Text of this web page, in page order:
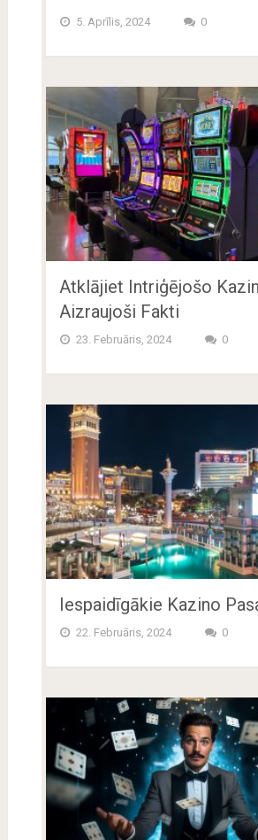
5. Aprīlis, 2024 0
Atklājiet Intriģējošo
Aizraujoši Fakti
23. Februāris, 2024 0
Iespaidīgākie Kazino
22. Februāris, 2024 0